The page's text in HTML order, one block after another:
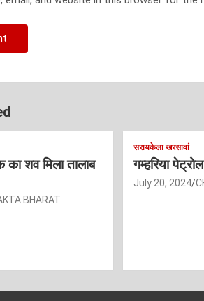
का शव मिला तालाब
BHARAT
सरायकेला खरसावां
गम्हरिया
July 20, 2024